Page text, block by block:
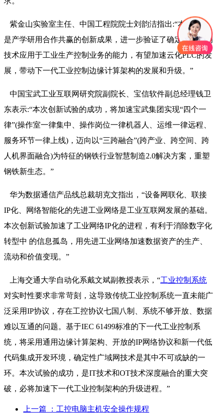
紫金山实验室主任、中国工程院院士刘韵洁指出:“本次试验
是产学研用合作共赢的创新成果，进一步验证了确定性广域网
技术应用于工业生产控制业务的能力，有望加速云化PLC的发
展，带动下一代工业控制边缘计算架构的发展和升级。”
中国宝武工业互联网研究院副院长、宝信软件副总经理钱卫
东表示:“本次创新试验的成功，将加速宝武集团实现“四个一
律”(操作室一律集中、操作岗位一律机器人、运维一律远程、
服务环节一律上线)，迈向以“三跨融合”(跨产业、跨空间、跨
人机界面融合)为特征的钢铁行业智慧制造2.0解决方案，重塑
钢铁新生态。”
华为数据通信产品线总裁胡克文指出，“设备网联化、联接
IP化、网络智能化的先进工业网络是工业互联网发展的基础。
本次创新试验加速了工业网络IP化的进程，有利于消除数字化
转型中 的信息孤岛，用先进工业网络加速数据资产的生产、
流动和价值变现。”
上海交通大学自动化系戴文斌副教授表示，“工业控制系统
对实时性要求非常苛刻，这导致传统工业控制系统一直未能广
泛采用IP协议，存在工控协议七国八制、系统不够开放、数据
难以互通的问题。基于IEC 61499标准的下一代工业控制系
统，将采用通用边缘计算架构、开放的IP网络协议和新一代低
代码集成开发环境，确定性广域网技术是其中不可或缺的一
环。本次试验的成功，是IT技术和OT技术深度融合的重大突
破，必将加速下一代工业控制架构的升级进程。”
上一篇
：工控电脑主机安全操作规程